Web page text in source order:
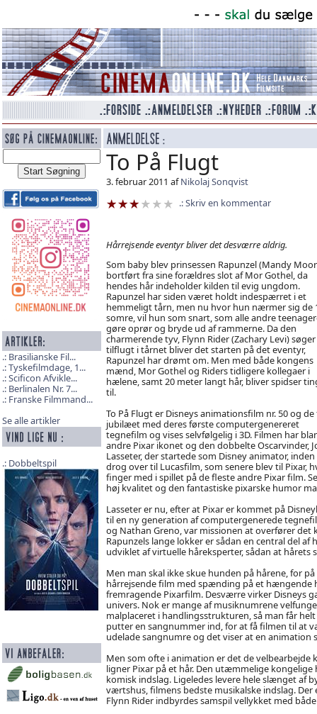
Brasilianske Fil...
Tyskefilmdage, 1...
Scificon Afvikle...
Berlinalen Nr. 7...
Franske Filmmand...
Se alle artikler
Dobbeltspil
To På Flugt
3. februar 2011 afNikolaj Sonqvist
Skriv en kommentar
Hårrejsende eventyr bliver det desværre aldrig.
Som baby blev prinsessen Rapunzel (Mandy
bortført fra sine forældres slot af Mor Gothel, da
hendes hår indeholder kilden til evig ungdom.
Rapunzel har siden været holdt indespærret i et
hemmeligt tårn, men nu hvor hun nærmer sig de
somre, vil hun som snart, som alle andre
gøre oprør og bryde ud af rammerne. Da den
charmerende tyv, Flynn Rider (Zachary Levi) søger
tilflugt i tårnet bliver det starten på det eventyr,
Rapunzel har drømt om. Men med både kongens
mænd, Mor Gothel og Riders tidligere kollegaer i
hælene, samt 20 meter langt hår, bliver spidser
til.
To På Flugt er Disneys animationsfilm nr. 50 og de
jubilæet med deres første computergenereret
tegnefilm og vises selvfølgelig i 3D. Filmen har
andre Pixar ikonet og den dobbelte Oscarvinder,
Lasseter, der startede som Disney animator,
drog over til Lucasfilm, som senere blev til Pixar,
finger med i spillet på de fleste andre Pixar film.
høj kvalitet og den fantastiske pixarske humor
Lasseter er nu, efter at Pixar er kommet på
til en ny generation af computergenerede
og Nathan Greno, var missionen at overfører
Rapunzels lange lokker er sådan en central del
udviklet af virtuelle håreksperter, sådan at
Men man skal ikke skue hunden på hårene, for
hårrejsende film med spænding på et hængende
fremragende Pixarfilm. Desværre virker Disneys
univers. Nok er mange af musiknumrene
malplaceret i handlingsstrukturen, så man får
putter en sangnummer ind, for at få filmen til at
udelade sangnumre og det viser at en animation
Men som ofte i animation er det de
ligner Pixar på et hår. Den utæmmelige
komisk indslag. Ligeledes levere hele slænget af
værtshus, filmens bedste musikalske indslag.
Flynn Rider indbyrdes samspil vellykket med